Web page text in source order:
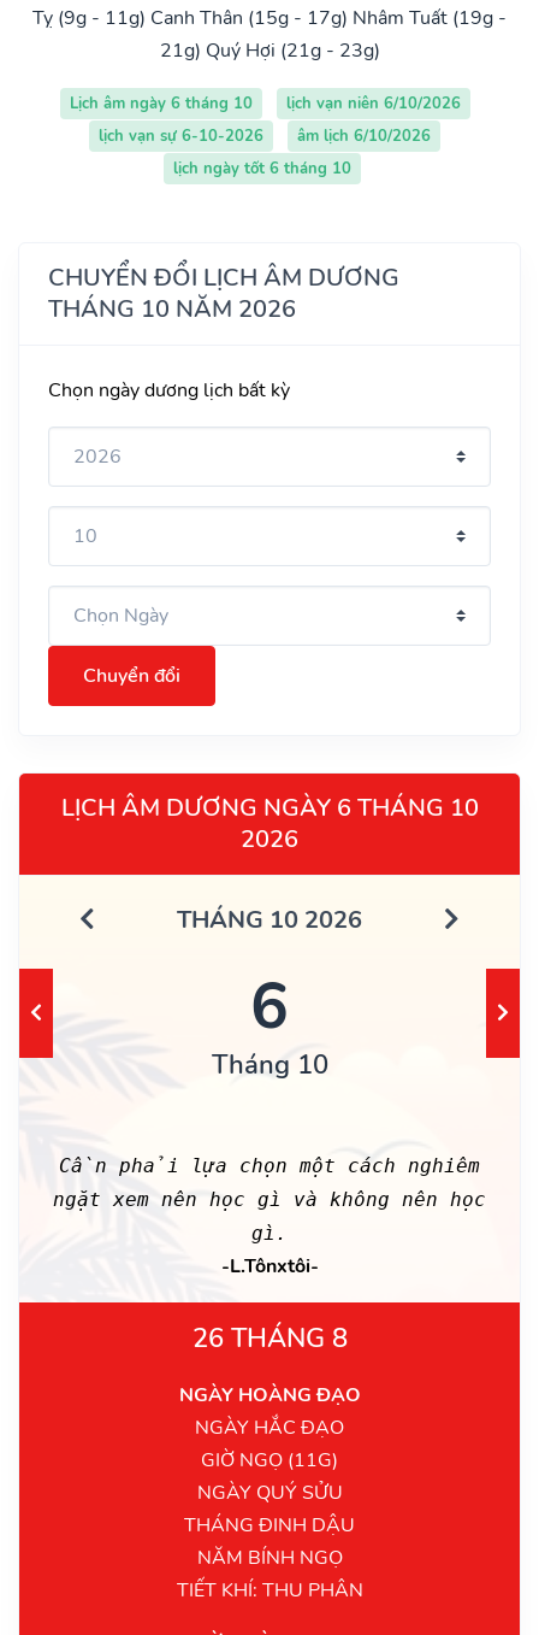
Tỵ (9g - 11g) Canh Thân (15g - 17g) Nhâm Tuất (19g -
21g) Quý Hợi (21g - 23g)
Lịch âm ngày 6 tháng 10
lịch vạn niên 6/10/2026
lịch vạn sự 6-10-2026
âm lịch 6/10/2026
lịch ngày tốt 6 tháng 10
CHUYỂN ĐỔI LỊCH ÂM DƯƠNG
THÁNG 10 NĂM 2026
Chọn ngày dương lịch bất kỳ
Chuyển đổi
LỊCH ÂM DƯƠNG NGÀY 6 THÁNG 10
2026
THÁNG 10 2026
6
Tháng 10
Cần phải lựa chọn một cách nghiêm
ngặt xem nên học gì và không nên học
gì.
-L.Tônxtôi-
26 THÁNG 8
NGÀY HOÀNG ĐẠO
NGÀY HẮC ĐẠO
GIỜ NGỌ (11G)
NGÀY QUÝ SỬU
THÁNG ĐINH DẬU
NĂM BÍNH NGỌ
TIẾT KHÍ: THU PHÂN